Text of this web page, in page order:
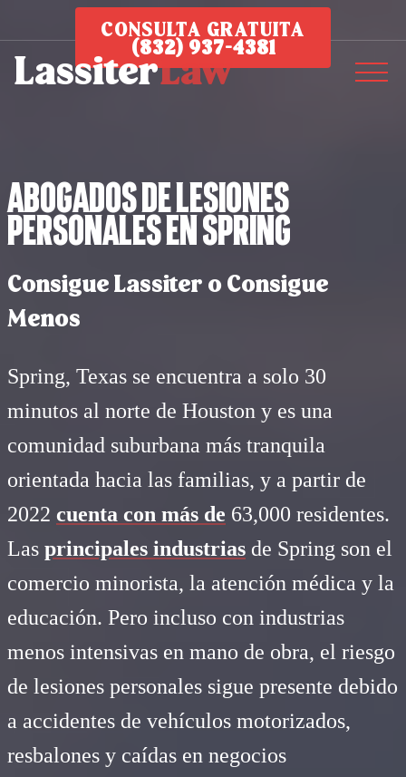
CONSULTA GRATUITA
(832) 937-4381
Abogados de Lesiones
Personales en Spring
Consigue Lassiter o Consigue
Menos
Spring, Texas se encuentra a solo 30
minutos al norte de Houston y es una
comunidad suburbana más tranquila
orientada hacia las familias, y a partir de
2022 cuenta con más de 63,000 residentes.
Las principales industrias de Spring son el
comercio minorista, la atención médica y la
educación. Pero incluso con industrias
menos intensivas en mano de obra, el riesgo
de lesiones personales sigue presente debido
a accidentes de vehículos motorizados,
resbalones y caídas en negocios